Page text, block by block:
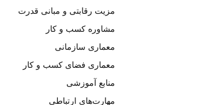
مزیت رقابتی و مبانی قدرت
مشاوره کسب و کار
معماری سازمانی
معماری فضای کسب و کار
منابع آموزشی
مهارت‌های ارتباطی